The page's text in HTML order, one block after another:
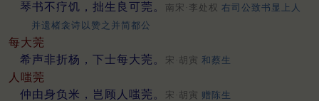
琴书不疗饥，拙生良可莞。
南宋·李处权 右司公致书显上人
并遗楮衾诗以赞之并简都公
每大莞
希声非折杨，下士每大莞。
宋·胡寅 和蔡生
人嗤莞
仲由身负米，岂顾人嗤莞。
宋·胡寅 赠陈生